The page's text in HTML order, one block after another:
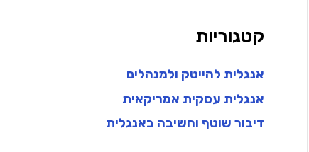
קטגוריות
אנגלית להייטק ולמנהלים
אנגלית עסקית אמריקאית
דיבור שוטף וחשיבה באנגלית